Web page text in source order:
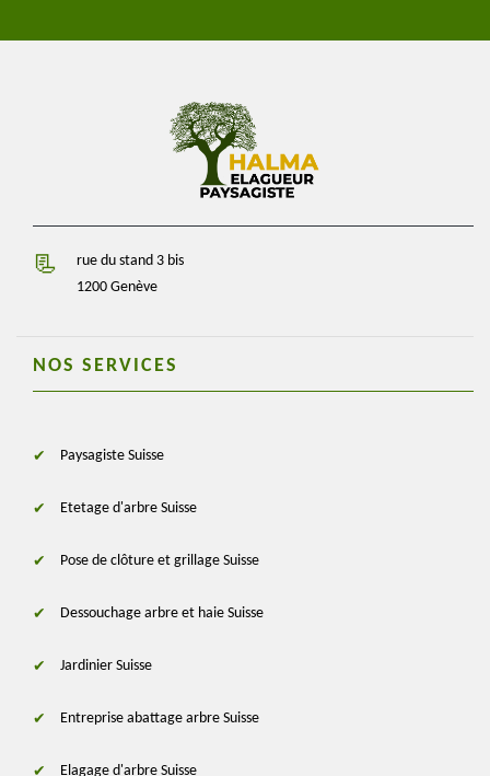
rue du stand 3 bis
1200 Genève
NOS SERVICES
Paysagiste Suisse
Etetage d'arbre Suisse
Pose de clôture et grillage Suisse
Dessouchage arbre et haie Suisse
Jardinier Suisse
Entreprise abattage arbre Suisse
Elagage d'arbre Suisse